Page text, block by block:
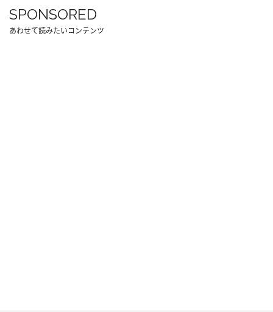
SPONSORED
あわせて読みたいコンテンツ